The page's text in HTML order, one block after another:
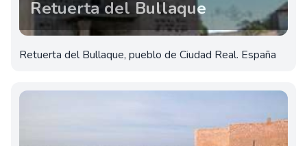
Retuerta del Bullaque
Retuerta del Bullaque, pueblo de Ciudad Real. España